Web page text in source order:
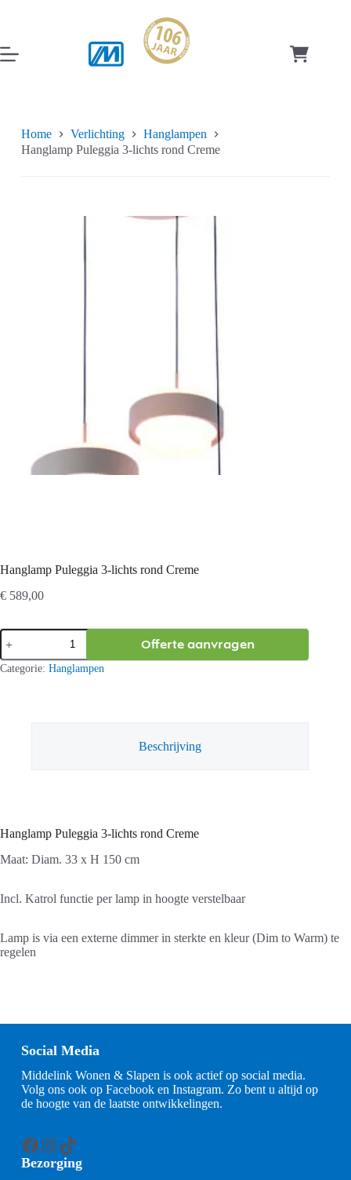
inhoud
Home Verlichting
Hanglampen
Hanglamp Puleggia 3-lichts rond Creme
Hanglamp Puleggia 3-lichts rond Creme
€ 589,00
Hanglamp
Puleggia
3-
lichts
Offerte aanvragen
Categorie: Hanglampen
Beschrijving
Hanglamp Puleggia 3-lichts rond Creme
Maat: Diam. 33 x H 150 cm
Incl. Katrol functie per lamp in hoogte verstelbaar
Lamp is via een externe dimmer in sterkte en kleur (Dim to Warm) te
regelen
Social Media
Middelink Wonen & Slapen is ook actief op social media.
Volg ons ook op Facebook en Instagram. Zo bent u altijd op
de hoogte van de laatste ontwikkelingen.
Facebook
Instagram
TikTok
Bezorging